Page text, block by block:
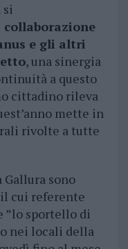
si
e gli altri
, una sinergia
a questo
cittadino rileva
mette in
rivolte a tutte
sono
cui referente
”lo sportello di
nei locali della